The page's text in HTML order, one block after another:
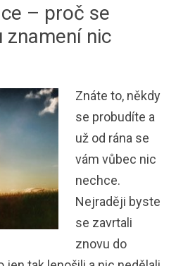
– proč se
znamení nic
Znáte to, někdy
se probudíte a
už od rána se
vám vůbec nic
nechce.
Nejraději byste
se zavrtali
znovu do